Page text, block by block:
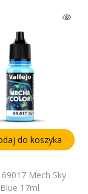
do koszyka
Mech Sky
Blue 17ml